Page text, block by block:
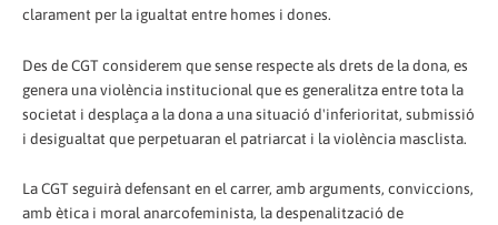
clarament per la igualtat entre homes i dones.
Des de CGT considerem que sense respecte als drets de la dona, es
genera una violència institucional que es generalitza entre tota la
societat i desplaça a la dona a una situació d'inferioritat, submissió
i desigualtat que perpetuaran el patriarcat i la violència masclista.
La CGT seguirà defensant en el carrer, amb arguments, conviccions,
amb ètica i moral anarcofeminista, la despenalització de